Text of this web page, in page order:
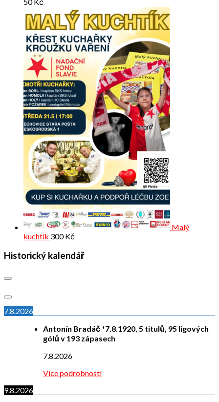
Malý
kuchtík 300Kč
Historický kalendář
7.8.2026
Antonín Bradáč *7.8.1920, 5 titulů, 95 ligových
gólů v 193 zápasech
7.8.2026
Více podrobností
9.8.2026